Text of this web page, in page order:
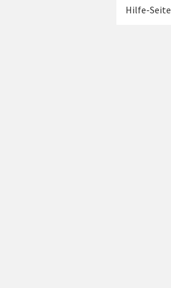
Hilfe-Seite